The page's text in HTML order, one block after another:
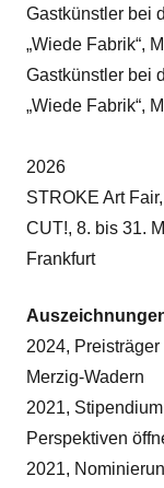
Gastkünstler bei
„Wiede Fabrik“,
Gastkünstler bei
„Wiede Fabrik“,
2026
STROKE Art
CUT!, 8. bis 31.
Frankfurt
2024,
Merzig-Wadern
2021,
Perspektiven
2021,